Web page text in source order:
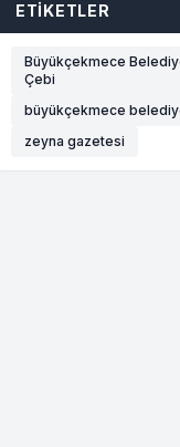
ETIKETLER
Büyükçekmece
Çebi
büyükçekmece
zeyna gazetesi